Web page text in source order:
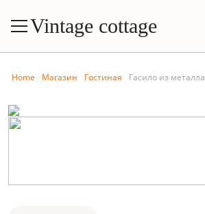
Vintage cottage
Home Магазин Гостиная Гасило из металла